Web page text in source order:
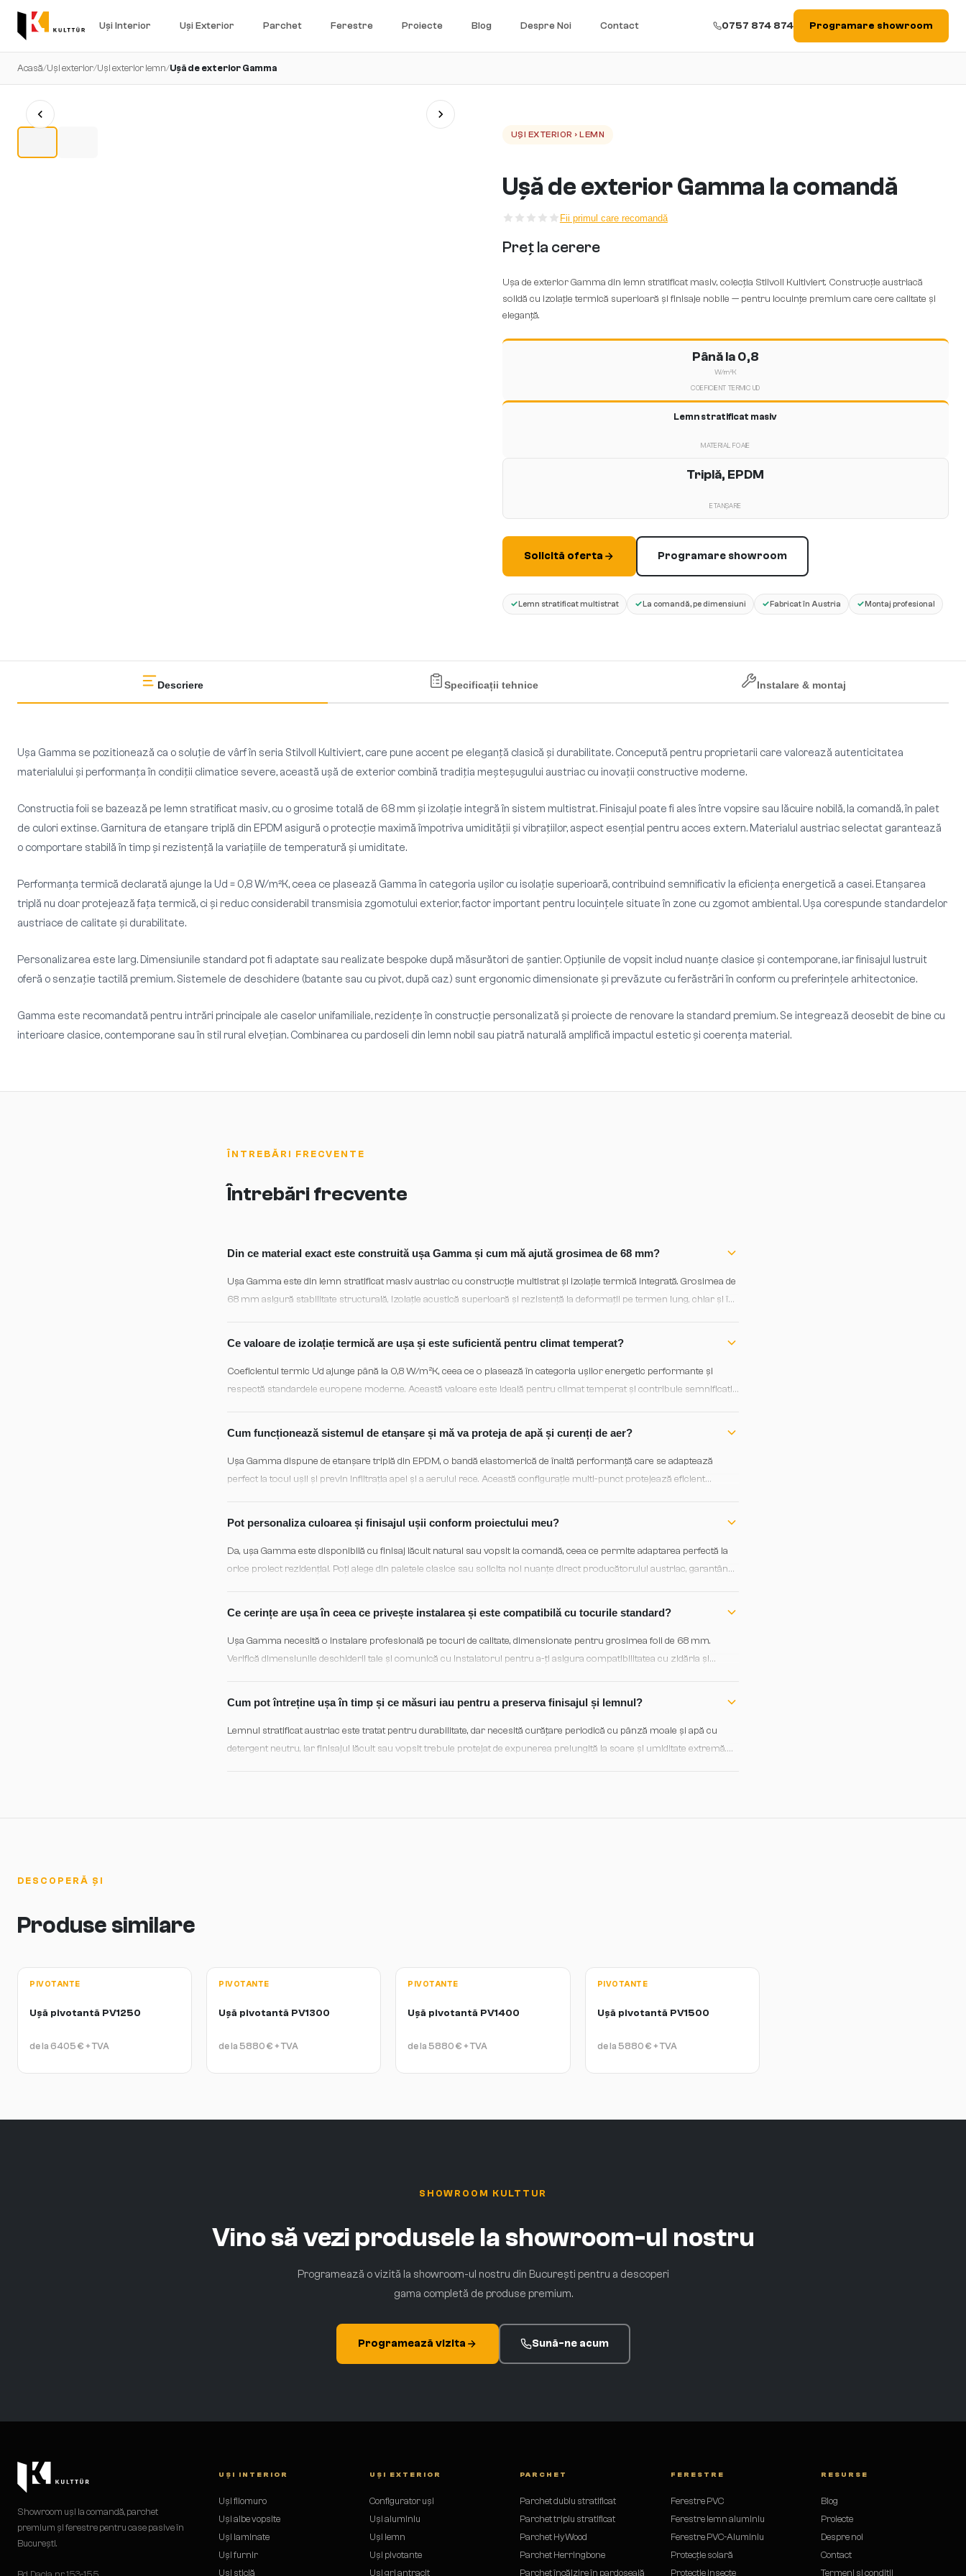
Uși Interior Uși Exterior Parchet Ferestre Proiecte Blog Despre Noi Contact 0757 874 874 Programare showroom
Acasă/Uși exterior/Uși exterior lemn/Ușă de exterior Gamma
UȘI EXTERIOR › LEMN
Ușă de exterior Gamma la comandă
Fii primul care recomandă
Preț la cerere
Ușa de exterior Gamma din lemn stratificat masiv, colecția Stilvoll Kultiviert. Construcție austriacă
solidă cu izolație termică superioară și finisaje nobile — pentru locuințe premium care cere calitate și
eleganță.
Până la 0,8
W/m²K
COEFICIENT TERMIC UD
Lemn stratificat masiv
MATERIAL FOAIE
Triplă, EPDM
ETANȘARE
Solicită oferta Programare showroom
✓ Lemn stratificat multistrat ✓ La comandă, pe dimensiuni ✓ Fabricat în Austria ✓ Montaj profesional
Descriere Specificații tehnice Instalare & montaj
Ușa Gamma se pozitionează ca o soluție de vârf în seria Stilvoll Kultiviert, care pune accent pe eleganță clasică și durabilitate. Concepută pentru proprietarii care valorează autenticitatea
materialului și performanța în condiții climatice severe, această ușă de exterior combină tradiția meșteșugului austriac cu inovații constructive moderne.
Constructia foii se bazează pe lemn stratificat masiv, cu o grosime totală de 68 mm și izolație integră în sistem multistrat. Finisajul poate fi ales între vopsire sau lăcuire nobilă, la comandă, în palet
de culori extinse. Garnitura de etanșare triplă din EPDM asigură o protecție maximă împotriva umidității și vibrațiilor, aspect esențial pentru acces extern. Materialul austriac selectat garantează
o comportare stabilă în timp și rezistență la variațiile de temperatură și umiditate.
Performanța termică declarată ajunge la Ud = 0,8 W/m²K, ceea ce plasează Gamma în categoria ușilor cu isolație superioară, contribuind semnificativ la eficiența energetică a casei. Etanșarea
triplă nu doar protejează faţa termică, ci și reduc considerabil transmisia zgomotului exterior, factor important pentru locuințele situate în zone cu zgomot ambiental. Ușa corespunde standardelor
austriace de calitate și durabilitate.
Personalizarea este larg. Dimensiunile standard pot fi adaptate sau realizate bespoke după măsurători de șantier. Opțiunile de vopsit includ nuanțe clasice și contemporane, iar finisajul lustruit
oferă o senzație tactilă premium. Sistemele de deschidere (batante sau cu pivot, după caz) sunt ergonomic dimensionate și prevăzute cu ferăstrări în conform cu preferințele arhitectonice.
Gamma este recomandată pentru intrări principale ale caselor unifamiliale, rezidențe în construcție personalizată și proiecte de renovare la standard premium. Se integrează deosebit de bine cu
interioare clasice, contemporane sau în stil rural elveţian. Combinarea cu pardoseli din lemn nobil sau piatră naturală amplifică impactul estetic și coerenţa material.
ÎNTREBĂRI FRECVENTE
Întrebări frecvente
Din ce material exact este construită ușa Gamma și cum mă ajută grosimea de 68 mm?
Ușa Gamma este din lemn stratificat masiv austriac cu construcție multistrat și izolație termică integrată. Grosimea de
68 mm asigură stabilitate structurală, izolație acustică superioară și rezistență la deformații pe termen lung, chiar și în
Ce valoare de izolație termică are ușa și este suficientă pentru climat temperat?
Coeficientul termic Ud ajunge până la 0,8 W/m²K, ceea ce o plasează în categoria ușilor energetic performante și
respectă standardele europene moderne. Această valoare este ideală pentru climat temperat și contribuie semnificativ
Cum funcționează sistemul de etanșare și mă va proteja de apă și curenți de aer?
Ușa Gamma dispune de etanșare triplă din EPDM, o bandă elastomerică de înaltă performanță care se adaptează
perfect la tocul ușii și previn infiltrația apei și a aerului rece. Această configurație multi-punct protejează eficient
Pot personaliza culoarea și finisajul ușii conform proiectului meu?
Da, ușa Gamma este disponibilă cu finisaj lăcuit natural sau vopsit la comandă, ceea ce permite adaptarea perfectă la
orice proiect rezidențial. Poți alege din paletele clasice sau solicita noi nuanțe direct producătorului austriac, garantând
Ce cerințe are ușa în ceea ce privește instalarea și este compatibilă cu tocurile standard?
Ușa Gamma necesită o instalare profesională pe tocuri de calitate, dimensionate pentru grosimea foii de 68 mm.
Verifică dimensiunile deschiderii tale și comunică cu instalatorul pentru a-ți asigura compatibilitatea cu zidăria și
Cum pot întreține ușa în timp și ce măsuri iau pentru a preserva finisajul și lemnul?
Lemnul stratificat austriac este tratat pentru durabilitate, dar necesită curățare periodică cu pânză moale și apă cu
detergent neutru, iar finisajul lăcuit sau vopsit trebuie protejat de expunerea prelungită la soare și umiditate extremă.
DESCOPERĂ ȘI
Produse similare
PIVOTANTE
Ușă pivotantă PV1250
de la 6405 € + TVA
PIVOTANTE
Ușă pivotantă PV1300
de la 5880 € + TVA
PIVOTANTE
Ușă pivotantă PV1400
de la 5880 € + TVA
PIVOTANTE
Ușă pivotantă PV1500
de la 5880 € + TVA
SHOWROOM KULTTUR
Vino să vezi produsele la showroom-ul nostru
Programează o vizită la showroom-ul nostru din București pentru a descoperi
gama completă de produse premium.
Programează vizita Sună-ne acum
Showroom uși la comandă, parchet
premium și ferestre pentru case pasive în
București.
UȘI INTERIOR
Uși filomuro
Uși albe vopsite
Uși laminate
Uși furnir
Uși sticlă
UȘI EXTERIOR
Configurator uși
Uși aluminiu
Uși lemn
Uși pivotante
Uși gri antracit
PARCHET
Parchet dublu stratificat
Parchet triplu stratificat
Parchet HyWood
Parchet Herringbone
Parchet încălzire în pardoseală
FERESTRE
Ferestre PVC
Ferestre lemn aluminiu
Ferestre PVC-Aluminiu
Protecție solară
Protecție insecte
RESURSE
Blog
Proiecte
Despre noi
Contact
Termeni și condiții